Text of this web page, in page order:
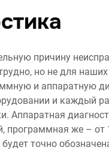
Ремонт
Ремонт
Ремонт
причину
но не для
и аппаратную
и каждый
Аппаратная
программная же –
точно